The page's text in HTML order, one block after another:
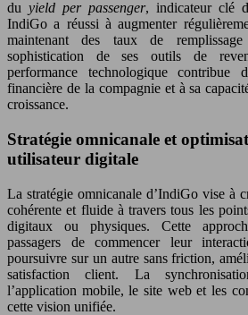
du yield per passenger, indicateur clé
IndiGo a réussi à augmenter
maintenant des taux de
sophistication de ses outils de
performance technologique contribue
financière de la compagnie et à sa
croissance.
Stratégie omnicanale et
utilisateur digitale
La stratégie omnicanale d’IndiGo vise à
cohérente et fluide à travers tous les
digitaux ou physiques. Cette
passagers de commencer leur
poursuivre sur un autre sans friction,
satisfaction client. La
l’application mobile, le site web et les
cette vision unifiée.